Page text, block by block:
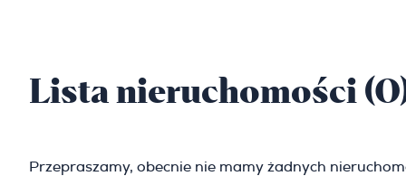
Lista nieruchomości
Przepraszamy, obecnie nie mamy żadnych